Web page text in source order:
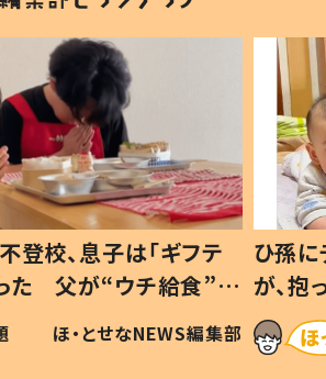
ひ孫にデレデレな80歳じいじ
が、抱っこすると…ひ孫の反応に
「涙が出ました」「可愛くて仕方な
い」
ほ・とせなNEWS編集